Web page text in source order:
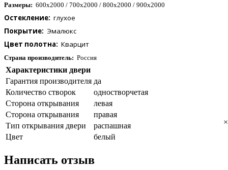
Размеры: 600x2000 / 700x2000 / 800x2000 / 900x2000
Остекление: глухое
Покрытие: Эмалюкс
Цвет полотна: Кварцит
Страна производитель: Россия
Характеристики двери
Гарантия производителя да
Количество створок
одностворчетая
Сторона открывания
левая
Сторона открывания
правая
Тип открывания двери
распашная
Цвет
белый
Написать отзыв
×